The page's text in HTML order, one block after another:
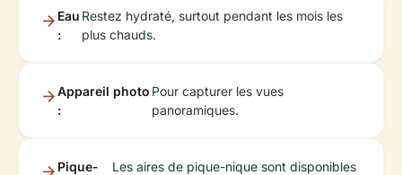
Eau
:
Restez hydraté, surtout pendant les mois les
plus chauds.
Appareil photo
:
Pour capturer les vues
panoramiques.
Pique-
Les aires de pique-nique sont disponibles